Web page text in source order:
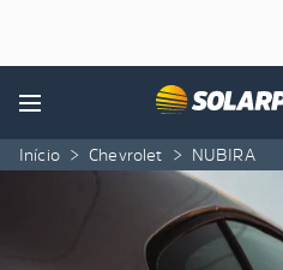
Menu
Início > Chevrolet > NUBIRA